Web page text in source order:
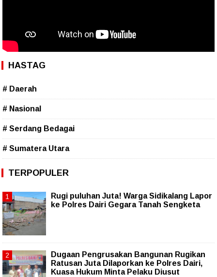
HASTAG
# Daerah
# Nasional
# Serdang Bedagai
# Sumatera Utara
TERPOPULER
Rugi puluhan Juta! Warga Sidikalang Lapor
ke Polres Dairi Gegara Tanah Sengketa
Dugaan Pengrusakan Bangunan Rugikan
Ratusan Juta Dilaporkan ke Polres Dairi,
Kuasa Hukum Minta Pelaku Diusut